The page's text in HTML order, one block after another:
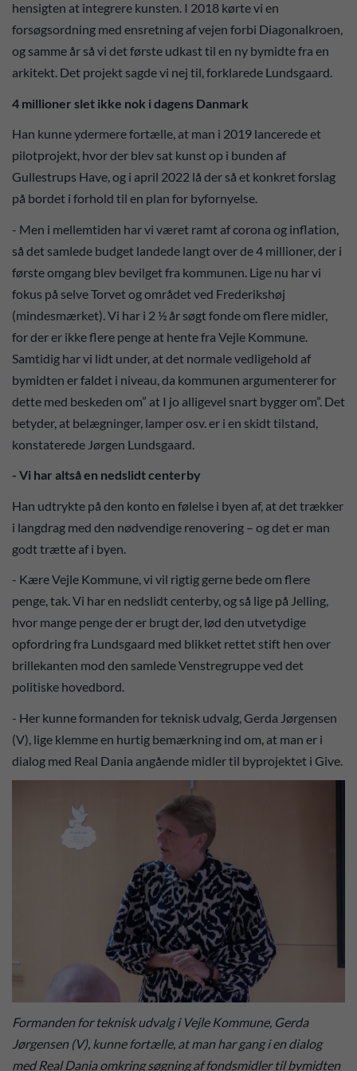
hensigten at integrere kunsten. I 2018 kørte vi en
forsøgsordning med ensretning af vejen forbi Diagonalkroen,
og samme år så vi det første udkast til en ny bymidte fra en
arkitekt. Det projekt sagde vi nej til, forklarede Lundsgaard.
4 millioner slet ikke nok i dagens Danmark
Han kunne ydermere fortælle, at man i 2019 lancerede et
pilotprojekt, hvor der blev sat kunst op i bunden af
Gullestrups Have, og i april 2022 lå der så et konkret forslag
på bordet i forhold til en plan for byfornyelse.
- Men i mellemtiden har vi været ramt af corona og inflation,
så det samlede budget landede langt over de 4 millioner, der i
første omgang blev bevilget fra kommunen. Lige nu har vi
fokus på selve Torvet og området ved Frederikshøj
(mindesmærket). Vi har i 2 ½ år søgt fonde om flere midler,
for der er ikke flere penge at hente fra Vejle Kommune.
Samtidig har vi lidt under, at det normale vedligehold af
bymidten er faldet i niveau, da kommunen argumenterer for
dette med beskeden om” at I jo alligevel snart bygger om”. Det
betyder, at belægninger, lamper osv. er i en skidt tilstand,
konstaterede Jørgen Lundsgaard.
- Vi har altså en nedslidt centerby
Han udtrykte på den konto en følelse i byen af, at det trækker
i langdrag med den nødvendige renovering – og det er man
godt trætte af i byen.
- Kære Vejle Kommune, vi vil rigtig gerne bede om flere
penge, tak. Vi har en nedslidt centerby, og så lige på Jelling,
hvor mange penge der er brugt der, lød den utvetydige
opfordring fra Lundsgaard med blikket rettet stift hen over
brillekanten mod den samlede Venstregruppe ved det
politiske hovedbord.
- Her kunne formanden for teknisk udvalg, Gerda Jørgensen
(V), lige klemme en hurtig bemærkning ind om, at man er i
dialog med Real Dania angående midler til byprojektet i Give.
Formanden for teknisk udvalg i Vejle Kommune, Gerda
Jørgensen (V), kunne fortælle, at man har gang i en dialog
med Real Dania omkring søgning af fondsmidler til bymidten